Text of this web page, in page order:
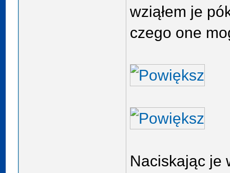
wziąłem je
czego one
Naciskając je